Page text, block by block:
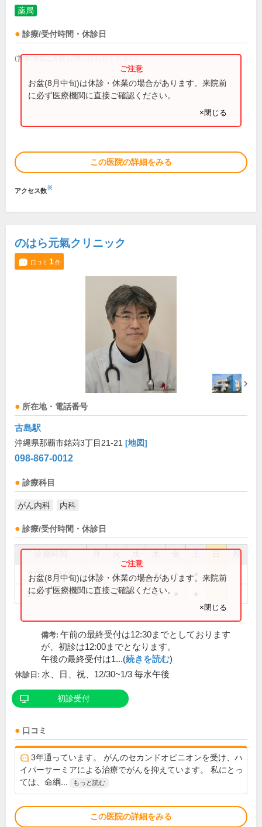
薬局
診療/受付時間・休診日
(営業時間は直接お問い合わせください)
お盆(8月中旬)は休診・休業の場合があります。来院前
に必ず医療機関に直接ご確認ください。
×閉じる
この医院の詳細をみる
アクセス数※
のはら元氣クリニック
口コミ 1件
所在地・電話番号
古島駅
沖縄県那覇市銘苅3丁目21-21 [地図]
098-867-0012
診療科目
がん内科 内科
診療/受付時間・休診日
祝
9:00～13:00 ● ● ● ●
14:30～17:30 ● ● ●
お盆(8月中旬)は休診・休業の場合があります。来院前
に必ず医療機関に直接ご確認ください。
×閉じる
備考: 午前の最終受付は12:30までとしております
が、初診は12:00までとなります。
午後の最終受付は1...(続きを読む)
休診日: 水、日、祝、12/30~1/3 毎水午後
初診受付
口コミ
3年通っています。 がんのセカンドオピニオンを受け、ハ
イパーサーミアによる治療でがんを抑えています。 私にとっ
ては、命綱...
もっと読む
この医院の詳細をみる